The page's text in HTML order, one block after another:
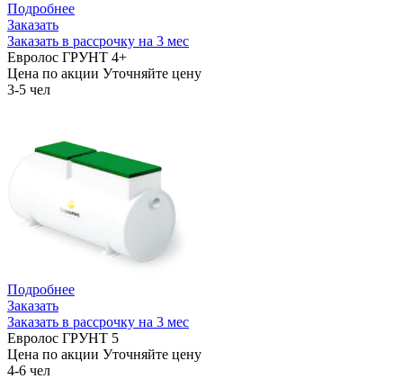
Подробнее
Заказать
Заказать в рассрочку на 3 мес
Евролос ГРУНТ 4+
Цена по акции Уточняйте цену
3-5 чел
Подробнее
Заказать
Заказать в рассрочку на 3 мес
Евролос ГРУНТ 5
Цена по акции Уточняйте цену
4-6 чел